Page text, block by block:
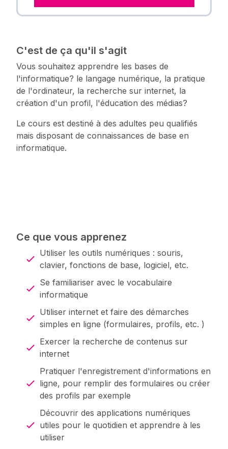
C'est de ça qu'il s'agit
Vous souhaitez apprendre les bases de
l'informatique? le langage numérique, la pratique
de l'ordinateur, la recherche sur internet, la
création d'un profil, l'éducation des médias?
Le cours est destiné à des adultes peu qualifiés
mais disposant de connaissances de base en
informatique.
Ce que vous apprenez
Utiliser les outils numériques : souris,
clavier, fonctions de base, logiciel, etc.
Se familiariser avec le vocabulaire
informatique
Utiliser internet et faire des démarches
simples en ligne (formulaires, profils, etc. )
Exercer la recherche de contenus sur
internet
Pratiquer l'enregistrement d'informations en
ligne, pour remplir des formulaires ou créer
des profils par exemple
Découvrir des applications numériques
utiles pour le quotidien et apprendre à les
utiliser